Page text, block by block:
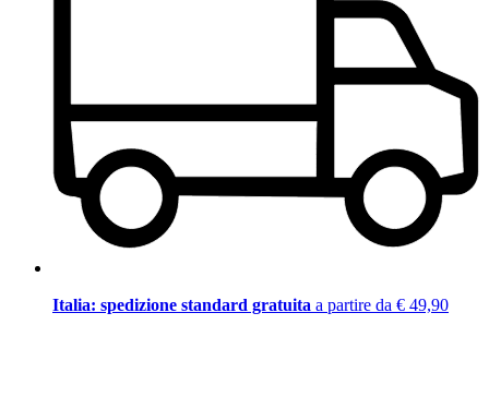
Italia: spedizione standard gratuita a partire da € 49,90